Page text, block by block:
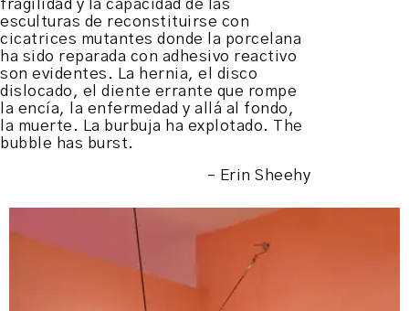
fragilidad y la capacidad de las
esculturas de reconstituirse con
cicatrices mutantes donde la porcelana
ha sido reparada con adhesivo reactivo
son evidentes. La hernia, el disco
dislocado, el diente errante que rompe
la encía, la enfermedad y allá al fondo,
la muerte. La burbuja ha explotado. The
bubble has burst.
– Erin Sheehy